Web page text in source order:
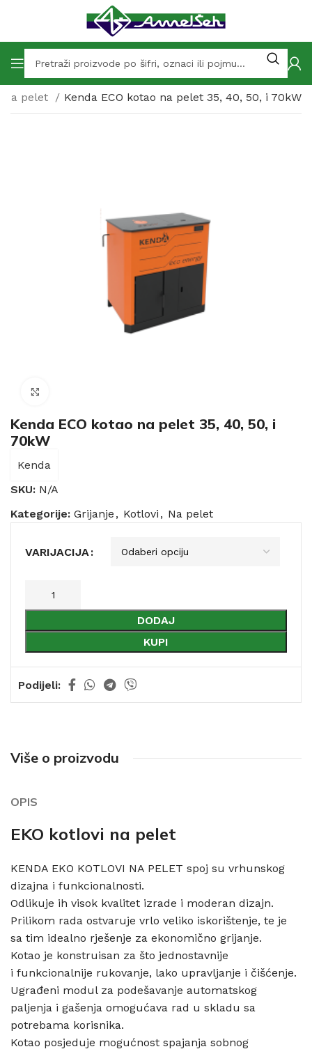
Na pelet Kenda ECO kotao na pelet 35, 40, 50, i 70kW
Kenda ECO kotao na pelet 35, 40, 50, i
70kW
Kenda
SKU: N/A
Kategorije: Grijanje , Kotlovi , Na pelet
VARIJACIJA
DODAJ
KUPI
Podijeli:
Više o proizvodu
OPIS
EKO kotlovi na pelet
KENDA EKO KOTLOVI NA PELET spoj su vrhunskog
dizajna i funkcionalnosti.
Odlikuje ih visok kvalitet izrade i moderan dizajn.
Prilikom rada ostvaruje vrlo veliko iskorištenje, te je
sa tim idealno rješenje za ekonomično grijanje.
Kotao je konstruisan za što jednostavnije
i funkcionalnije rukovanje, lako upravljanje i čišćenje.
Ugrađeni modul za podešavanje automatskog
paljenja i gašenja omogućava rad u skladu sa
potrebama korisnika.
Kotao posjeduje mogućnost spajanja sobnog